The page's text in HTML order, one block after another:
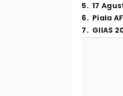
5. 17
6. Piala
7. GIIAS